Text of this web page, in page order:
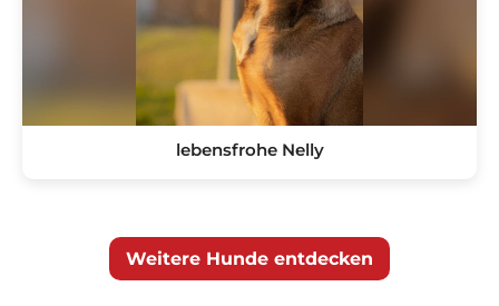
lebensfrohe Nelly
Weitere Hunde entdecken